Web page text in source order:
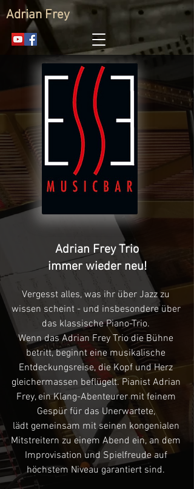
Adrian Frey
Adrian Frey Trio
immer wieder neu!
Vergesst alles, was ihr über Jazz zu
wissen scheint - und insbesondere über
das klassische Piano-Trio.
Wenn das Adrian Frey Trio die Bühne
betritt, beginnt eine musikalische
Entdeckungsreise, die Kopf und Herz
gleichermassen beflügelt. Pianist Adrian
Frey, ein Klang-Abenteurer mit feinem
Gespür für das Unerwartete,
lädt gemeinsam mit seinen kongenialen
Mitstreitern zu einem Abend ein, an dem
Improvisation und Spielfreude auf
höchstem Niveau garantiert sind.